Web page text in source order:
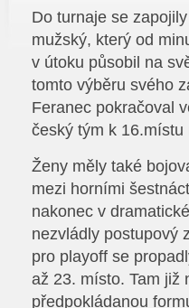
Do turnaje se
mužský, který od
v útoku působil na
tomto výběru svého
Feranec pokračoval
český tým k 16.místu
Ženy měly také
mezi horními
nakonec v
nezvládly postupový
pro playoff se
až 23. místo. Tam již
předpokládanou